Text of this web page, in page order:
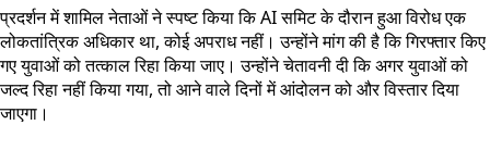
प्रदर्शन में शामिल नेताओं ने स्पष्ट किया कि AI समिट के दौरान हुआ विरोध एक
लोकतांत्रिक अधिकार था, कोई अपराध नहीं। उन्होंने मांग की है कि गिरफ्तार किए
गए युवाओं को तत्काल रिहा किया जाए। उन्होंने चेतावनी दी कि अगर युवाओं को
जल्द रिहा नहीं किया गया, तो आने वाले दिनों में आंदोलन को और विस्तार दिया
जाएगा।